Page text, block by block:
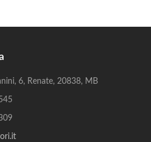
6, Renate, 20838, MB